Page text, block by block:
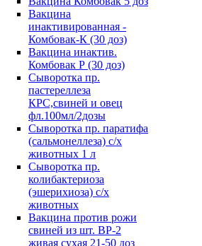
Вакцина
инактивированная -
Комбовак-К (30 доз)
Вакцина инактив.
Комбовак Р (30 доз)
Сыворотка пр.
пастереллеза
КРС,свиней и овец
фл.100мл/2дозы
Сыворотка пр. паратифа
(сальмонеллеза) с/х
животных 1 л
Сыворотка пр.
колибактериоза
(эшерихиоза) с/х
животных
Вакцина против рожи
свиней из шт. ВР-2
живая сухая 21-50 доз